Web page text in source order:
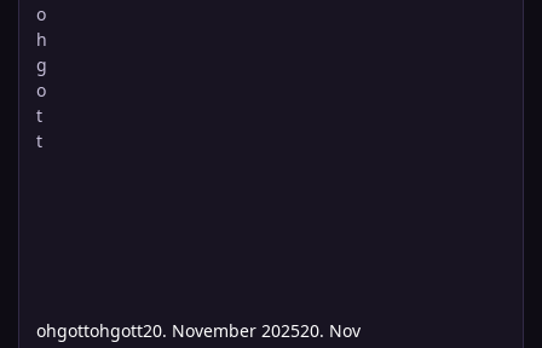
ohgottohgott20. November 202520. Nov